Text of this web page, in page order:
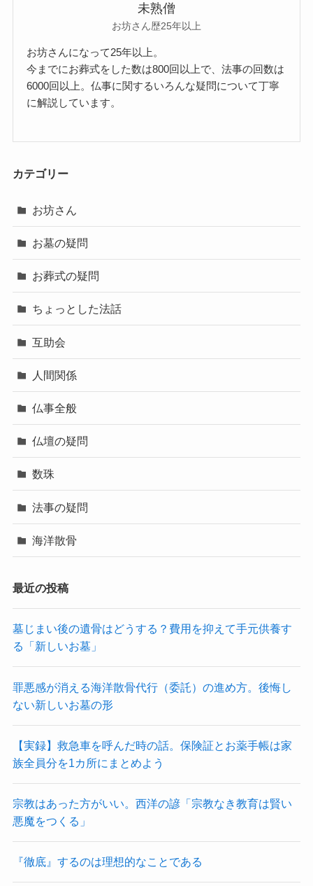
未熟僧
お坊さん歴25年以上
お坊さんになって25年以上。
今までにお葬式をした数は800回以上で、法事の回数は
6000回以上。仏事に関するいろんな疑問について丁寧
に解説しています。
カテゴリー
お坊さん
お墓の疑問
お葬式の疑問
ちょっとした法話
互助会
人間関係
仏事全般
仏壇の疑問
数珠
法事の疑問
海洋散骨
最近の投稿
墓じまい後の遺骨はどうする？費用を抑えて手元供養す
る「新しいお墓」
罪悪感が消える海洋散骨代行（委託）の進め方。後悔し
ない新しいお墓の形
【実録】救急車を呼んだ時の話。保険証とお薬手帳は家
族全員分を1カ所にまとめよう
宗教はあった方がいい。西洋の諺「宗教なき教育は賢い
悪魔をつくる」
『徹底』するのは理想的なことである